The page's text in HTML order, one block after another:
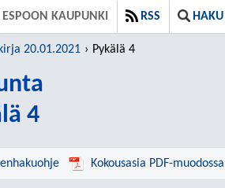
ESPOON KAUPUNKI RSS HAKU
20.01.2021 Pykälä 4
4
Kokousasia PDF-muodossa